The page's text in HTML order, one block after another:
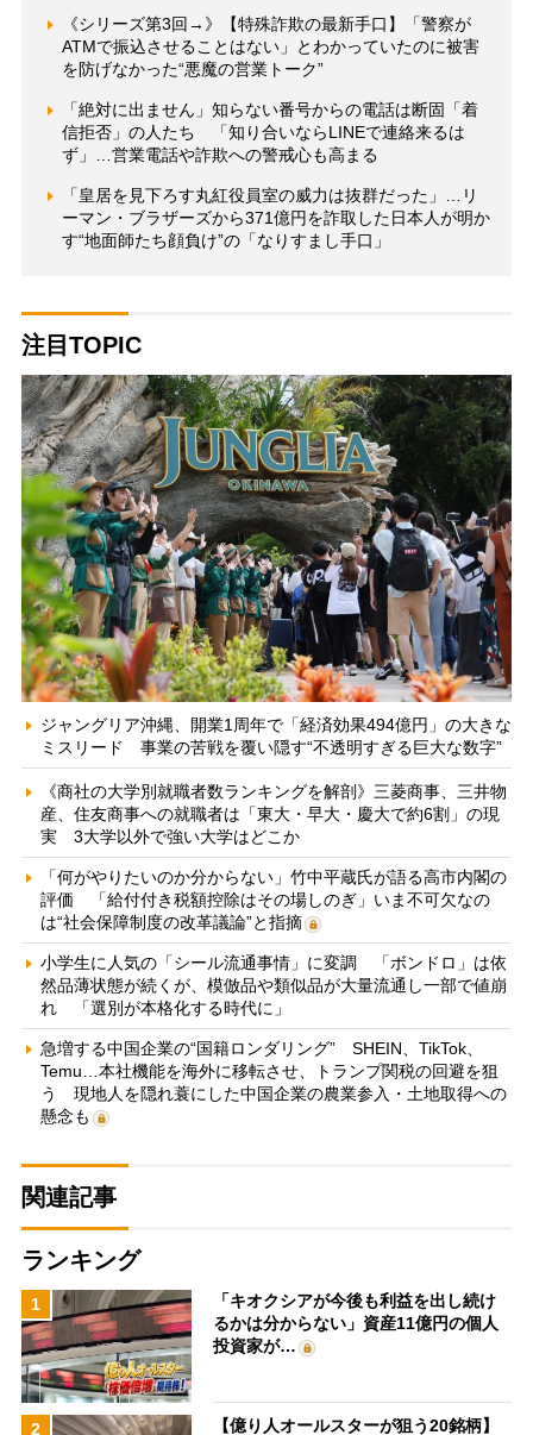
《シリーズ第3回→》【特殊詐欺の最新手口】「警察が
ATMで振込させることはない」とわかっていたのに被害
を防げなかった“悪魔の営業トーク”
「絶対に出ません」知らない番号からの電話は断固「着
信拒否」の人たち 「知り合いならLINEで連絡来るは
ず」…営業電話や詐欺への警戒心も高まる
「皇居を見下ろす丸紅役員室の威力は抜群だった」…リ
ーマン・ブラザーズから371億円を詐取した日本人が明か
す“地面師たち顔負け”の「なりすまし手口」
注目TOPIC
ジャングリア沖縄、開業1周年で「経済効果494億円」の大きな
ミスリード 事業の苦戦を覆い隠す“不透明すぎる巨大な数字”
《商社の大学別就職者数ランキングを解剖》三菱商事、三井物
産、住友商事への就職者は「東大・早大・慶大で約6割」の現
実 3大学以外で強い大学はどこか
「何がやりたいのか分からない」竹中平蔵氏が語る高市内閣の
評価 「給付付き税額控除はその場しのぎ」いま不可欠なの
は“社会保障制度の改革議論”と指摘
小学生に人気の「シール流通事情」に変調 「ボンドロ」は依
然品薄状態が続くが、模倣品や類似品が大量流通し一部で値崩
れ 「選別が本格化する時代に」
急増する中国企業の“国籍ロンダリング” SHEIN、TikTok、
Temu…本社機能を海外に移転させ、トランプ関税の回避を狙
う 現地人を隠れ蓑にした中国企業の農業参入・土地取得への
懸念も
関連記事
ランキング
1
「キオクシアが今後も利益を出し続け
るかは分からない」資産11億円の個人
投資家が…
2 【億り人オールスターが狙う20銘柄】